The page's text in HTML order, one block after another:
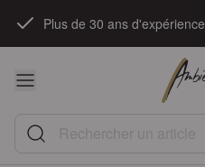
Plus de 30 ans d'expérience
Rechercher un article